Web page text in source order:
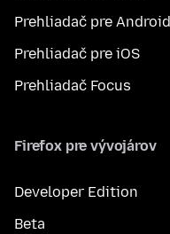
Prehliadač pre Android
Prehliadač pre iOS
Prehliadač Focus
Firefox pre vývojárov
Developer Edition
Beta